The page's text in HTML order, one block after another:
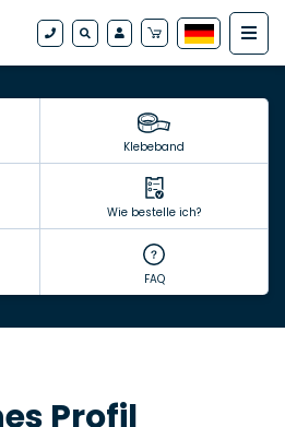
Klebeband
Wie bestelle ich?
FAQ
Profil